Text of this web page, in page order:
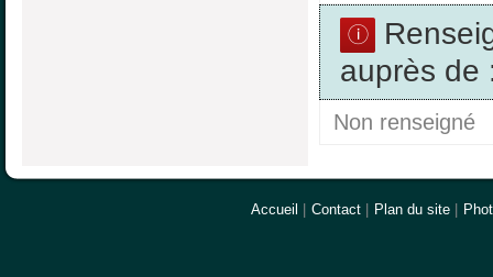
auprès de
Non renseigné
Accueil Contact Plan du site